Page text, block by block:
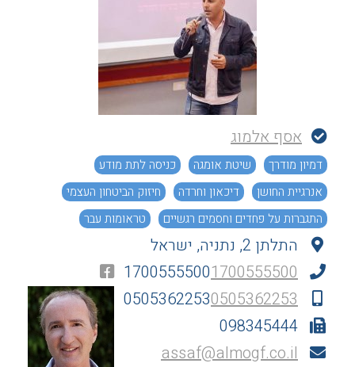
אסף אלמוג
דמיון מודרך שיטת אומגה
כניסה לתת מודע
אנרגיית החושן
דיכאון וחרדה
חיזוק הביטחון העצמי
התגברות על פחדים וחסמים רגשיים
טראומות עבר
זוגיות ומערכות יחסים
נותני שירות למנויי רפואת העידן החדש
התלתן 2, נתניה, ישראל
17005555001700555500
05053622530505362253
098345444
assaf@almogf.co.il